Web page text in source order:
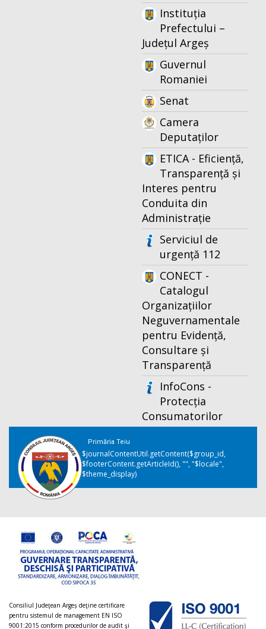
Instituția
Prefectului –
Județul Argeș
Guvernul
Romaniei
Senat
Camera
Deputaților
ETICA - Eficiență,
Transparență și
Interes pentru
Conduita din
Administrație
Serviciul de
urgență 112
CONECT -
Catalogul
Organizațiilor
Neguvernamentale
pentru Evidență,
Consultare și
Transparență
InfoCons -
Protecția
Consumatorilor
Primăria Teiu
$journalContentUtil.getContent($group_id,
$footerContent.getArticleId(), "", "$locale",
$theme_display)
Consiliul Judeţean Argeș deţine certificare
pentru sistemul de management EN ISO
9001:2015 conform procedurilor de audit şi